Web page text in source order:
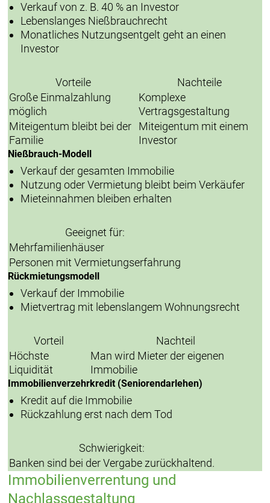
Verkauf von z. B. 40 % an Investor
Lebenslanges Nießbrauchrecht
Monatliches Nutzungsentgelt geht an einen
Investor
Vorteile
Nachteile
Große Einmalzahlung
möglich
Komplexe
Vertragsgestaltung
Miteigentum bleibt bei der
Familie
Miteigentum mit einem
Investor
Nießbrauch-Modell
Verkauf der gesamten Immobilie
Nutzung oder Vermietung bleibt beim Verkäufer
Mieteinnahmen bleiben erhalten
Geeignet für:
Mehrfamilienhäuser
Personen mit Vermietungserfahrung
Rückmietungsmodell
Verkauf der Immobilie
Mietvertrag mit lebenslangem Wohnungsrecht
Vorteil
Nachteil
Höchste
Liquidität
Man wird Mieter der eigenen
Immobilie
Immobilienverzehrkredit (Seniorendarlehen)
Kredit auf die Immobilie
Rückzahlung erst nach dem Tod
Schwierigkeit:
Banken sind bei der Vergabe zurückhaltend.
Immobilienverrentung und
Nachlassgestaltung